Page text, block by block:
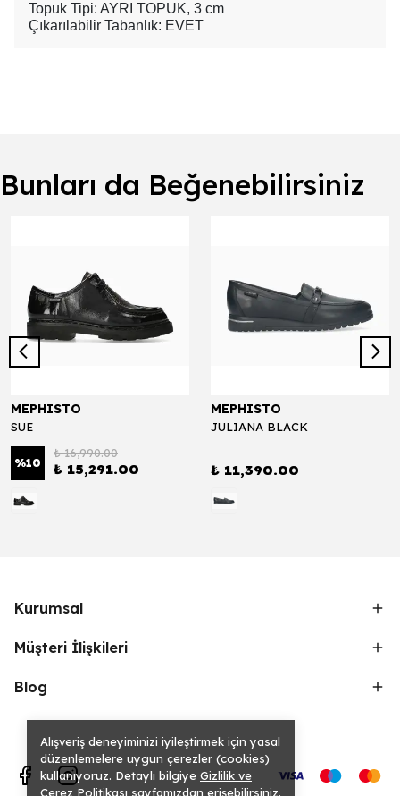
Alışveriş deneyiminizi iyileştirmek için yasal
düzenlemelere uygun çerezler (cookies)
kullanıyoruz. Detaylı bilgiye Gizlilik ve
Çerez Politikası sayfamızdan erişebilirsiniz.
Topuk Tipi: AYRI TOPUK, 3 cm
Çıkarılabilir Tabanlık: EVET
Bunları da Beğenebilirsiniz
MEPHISTO
SUE
%10
₺ 16,990.00
₺ 15,291.00
MEPHISTO
JULIANA BLACK
₺ 11,390.00
Kurumsal
Müşteri İlişkileri
Blog